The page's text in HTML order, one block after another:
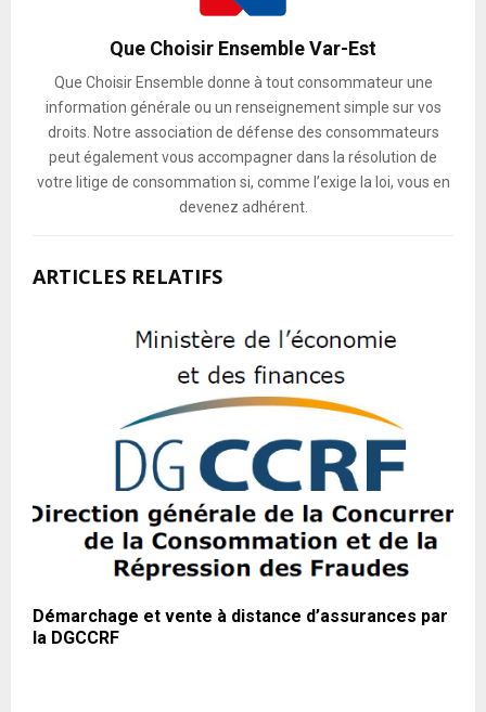
Que Choisir Ensemble Var-Est
Que Choisir Ensemble donne à tout consommateur une
information générale ou un renseignement simple sur vos
droits. Notre association de défense des consommateurs
peut également vous accompagner dans la résolution de
votre litige de consommation si, comme l’exige la loi, vous en
devenez adhérent.
ARTICLES RELATIFS
Démarchage et vente à distance d’assurances par
la DGCCRF